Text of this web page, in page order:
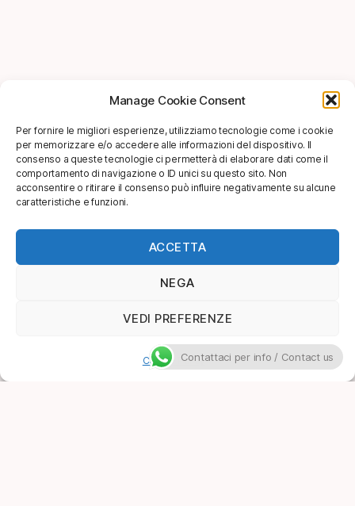
Manage Cookie Consent
Per fornire le migliori esperienze, utilizziamo tecnologie come i cookie
per memorizzare e/o accedere alle informazioni del dispositivo. Il
consenso a queste tecnologie ci permetterà di elaborare dati come il
comportamento di navigazione o ID unici su questo sito. Non
acconsentire o ritirare il consenso può influire negativamente su alcune
caratteristiche e funzioni.
ACCETTA
NEGA
VEDI PREFERENZE
Cookie PolicyContattaci per info / Contact us